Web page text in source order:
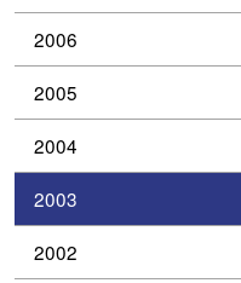
2006
2005
2004
2003
2002